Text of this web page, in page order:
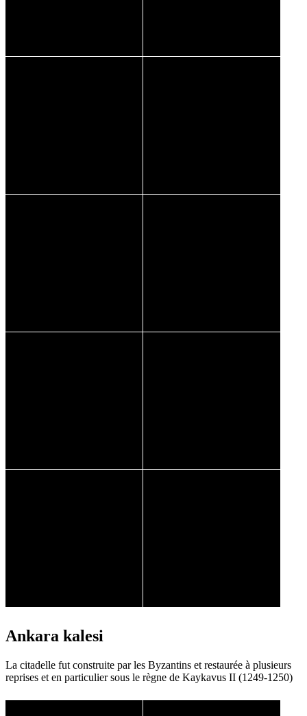
Ankara kalesi
La citadelle fut construite par les Byzantins et restaurée à plusieurs
reprises et en particulier sous le règne de Kaykavus II (1249-1250)